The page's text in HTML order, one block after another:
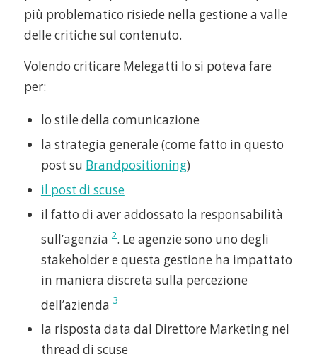
più problematico risiede nella gestione a valle
delle critiche sul contenuto.
Volendo criticare Melegatti lo si poteva fare
per:
lo stile della comunicazione
la strategia generale (come fatto in questo
post su Brandpositioning)
il post di scuse
il fatto di aver addossato la responsabilità
sull’agenzia2. Le agenzie sono uno degli
stakeholder e questa gestione ha impattato
in maniera discreta sulla percezione
dell’azienda3
la risposta data dal Direttore Marketing nel
thread di scuse